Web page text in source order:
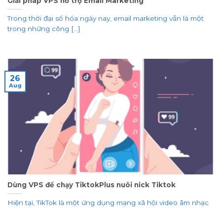
Trong thời đại số hóa ngày nay, email marketing vẫn là một
trong những công [...]
Dùng VPS để chạy TiktokPlus nuôi nick Tiktok
Hiện tại, TikTok là một ứng dụng mạng xã hội video âm nhạc
26
Aug